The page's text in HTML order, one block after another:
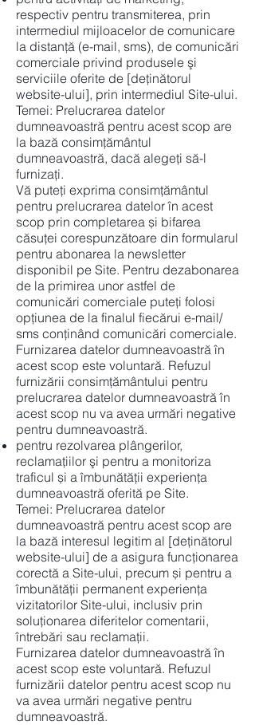
respectiv pentru transmiterea, prin
intermediul mijloacelor de comunicare
la distanţă (e-mail, sms), de comunicări
comerciale privind produsele şi
serviciile oferite de [deținătorul
website-ului], prin intermediul Site-ului.
Temei: Prelucrarea datelor
dumneavoastră pentru acest scop are
la bază consimțământul
dumneavoastră, dacă alegeți să-l
furnizați.
Vă puteți exprima consimțământul
pentru prelucrarea datelor în acest
scop prin completarea și bifarea
căsuței corespunzătoare din formularul
pentru abonarea la newsletter
disponibil pe Site. Pentru dezabonarea
de la primirea unor astfel de
comunicări comerciale puteți folosi
opţiunea de la finalul fiecărui e-mail/
sms conţinând comunicări comerciale.
Furnizarea datelor dumneavoastră în
acest scop este voluntară. Refuzul
furnizării consimțământului pentru
prelucrarea datelor dumneavoastră în
acest scop nu va avea urmări negative
pentru dumneavoastră.
pentru rezolvarea plângerilor,
reclamaţiilor şi pentru a monitoriza
traficul și a îmbunătăţii experiența
dumneavoastră oferită pe Site.
Temei: Prelucrarea datelor
dumneavoastră pentru acest scop are
la bază interesul legitim al [deținătorul
website-ului] de a asigura funcționarea
corectă a Site-ului, precum și pentru a
îmbunătății permanent experiența
vizitatorilor Site-ului, inclusiv prin
soluționarea diferitelor comentarii,
întrebări sau reclamații.
Furnizarea datelor dumneavoastră în
acest scop este voluntară. Refuzul
furnizării datelor pentru acest scop nu
va avea urmări negative pentru
dumneavoastră.